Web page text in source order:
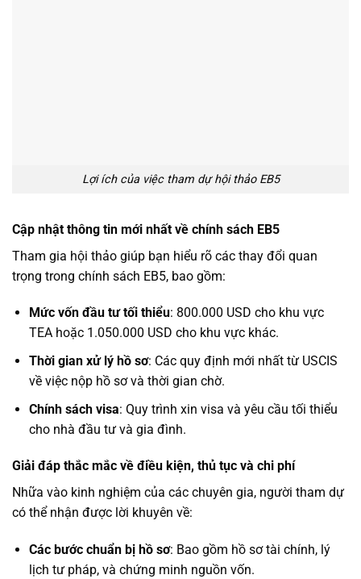
Lợi ích của việc tham dự hội thảo EB5
Cập nhật thông tin mới nhất về chính sách EB5
Tham gia hội thảo giúp bạn hiểu rõ các thay đổi quan
trọng trong chính sách EB5, bao gồm:
Mức vốn đầu tư tối thiểu: 800.000 USD cho khu vực
TEA hoặc 1.050.000 USD cho khu vực khác.
Thời gian xử lý hồ sơ: Các quy định mới nhất từ USCIS
về việc nộp hồ sơ và thời gian chờ.
Chính sách visa: Quy trình xin visa và yêu cầu tối thiểu
cho nhà đầu tư và gia đình.
Giải đáp thắc mắc về điều kiện, thủ tục và chi phí
Nhữa vào kinh nghiệm của các chuyên gia, người tham dự
có thể nhận được lời khuyên về:
Các bước chuẩn bị hồ sơ: Bao gồm hồ sơ tài chính, lý
lịch tư pháp, và chứng minh nguồn vốn.